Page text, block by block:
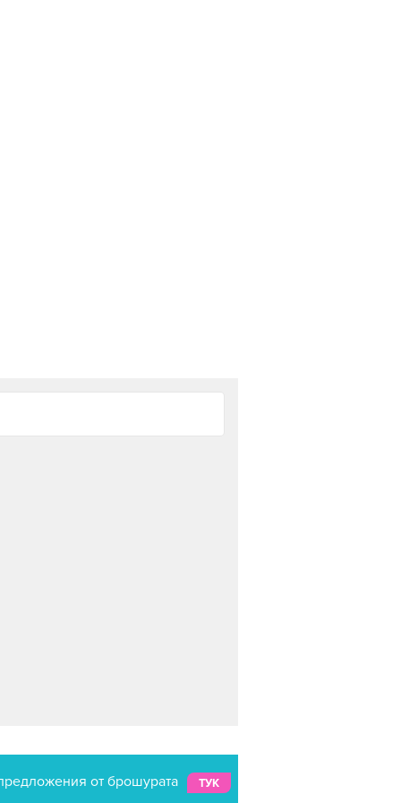
от брошурата ТУК